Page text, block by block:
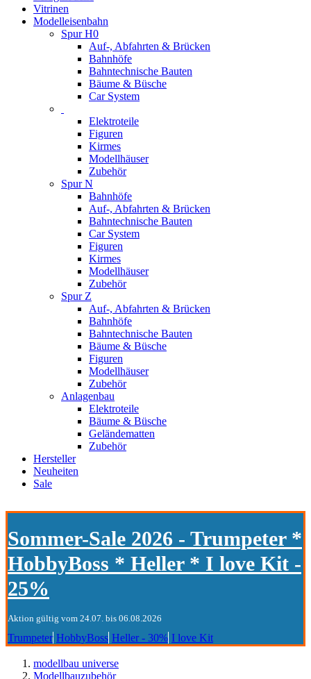
Vitrinen
Modelleisenbahn
Spur H0
Auf-, Abfahrten & Brücken
Bahnhöfe
Bahntechnische Bauten
Bäume & Büsche
Car System
Elektroteile
Figuren
Kirmes
Modellhäuser
Zubehör
Spur N
Bahnhöfe
Auf-, Abfahrten & Brücken
Bahntechnische Bauten
Car System
Figuren
Kirmes
Modellhäuser
Zubehör
Spur Z
Auf-, Abfahrten & Brücken
Bahnhöfe
Bahntechnische Bauten
Bäume & Büsche
Figuren
Modellhäuser
Zubehör
Anlagenbau
Elektroteile
Bäume & Büsche
Geländematten
Zubehör
Hersteller
Neuheiten
Sale
Sommer-Sale 2026 - Trumpeter *
HobbyBoss * Heller * I love Kit -
25%
Aktion gültig vom 24.07. bis 06.08.2026
Trumpeter HobbyBoss Heller - 30% I love Kit
modellbau universe
Modellbauzubehör